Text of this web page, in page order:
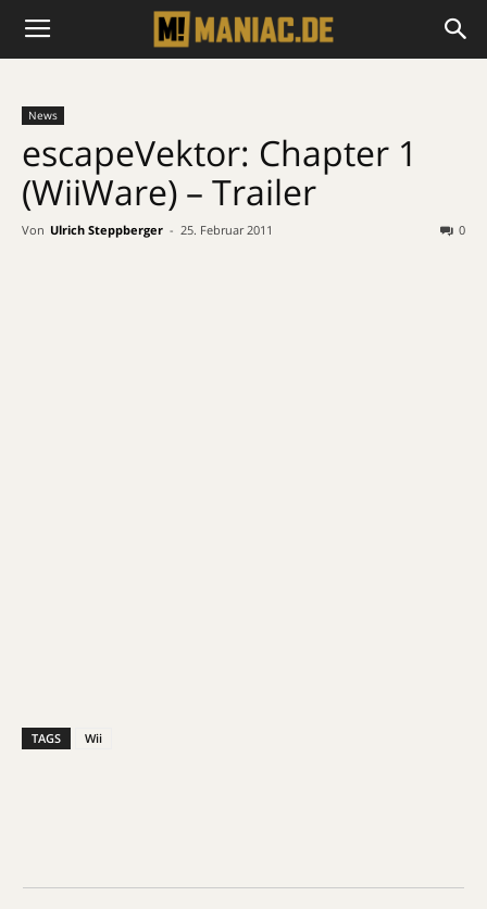
News
escapeVektor: Chapter 1
(WiiWare) – Trailer
Von Ulrich Steppberger - 25. Februar 2011 0
TAGS Wii